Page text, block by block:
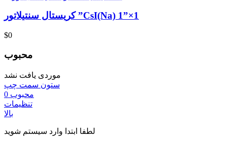
کریستال سنتیلاتور ”CsI(Na) 1”×1
‎$0
محبوب
موردی یافت نشد
ستون سمت چپ
محبوب 0
تنظیمات
بالا
لطفا ابتدا وارد سیستم شوید